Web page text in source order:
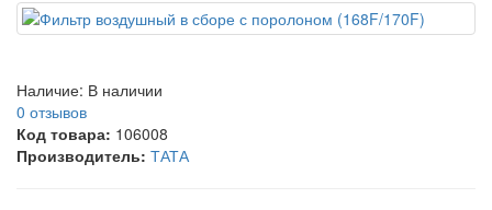
Наличие: В наличии
0 отзывов
Код товара: 106008
Производитель: ТАТА